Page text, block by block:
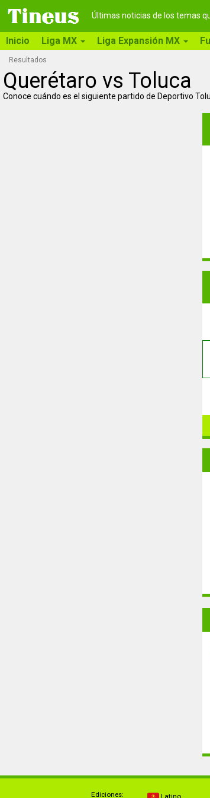
Últimas noticias de los temas
Inicio Liga MX Liga Expansión MX
Resultados
Querétaro vs Toluca
Conoce cuándo es el siguiente partido de Deportivo
Ediciones: Latino